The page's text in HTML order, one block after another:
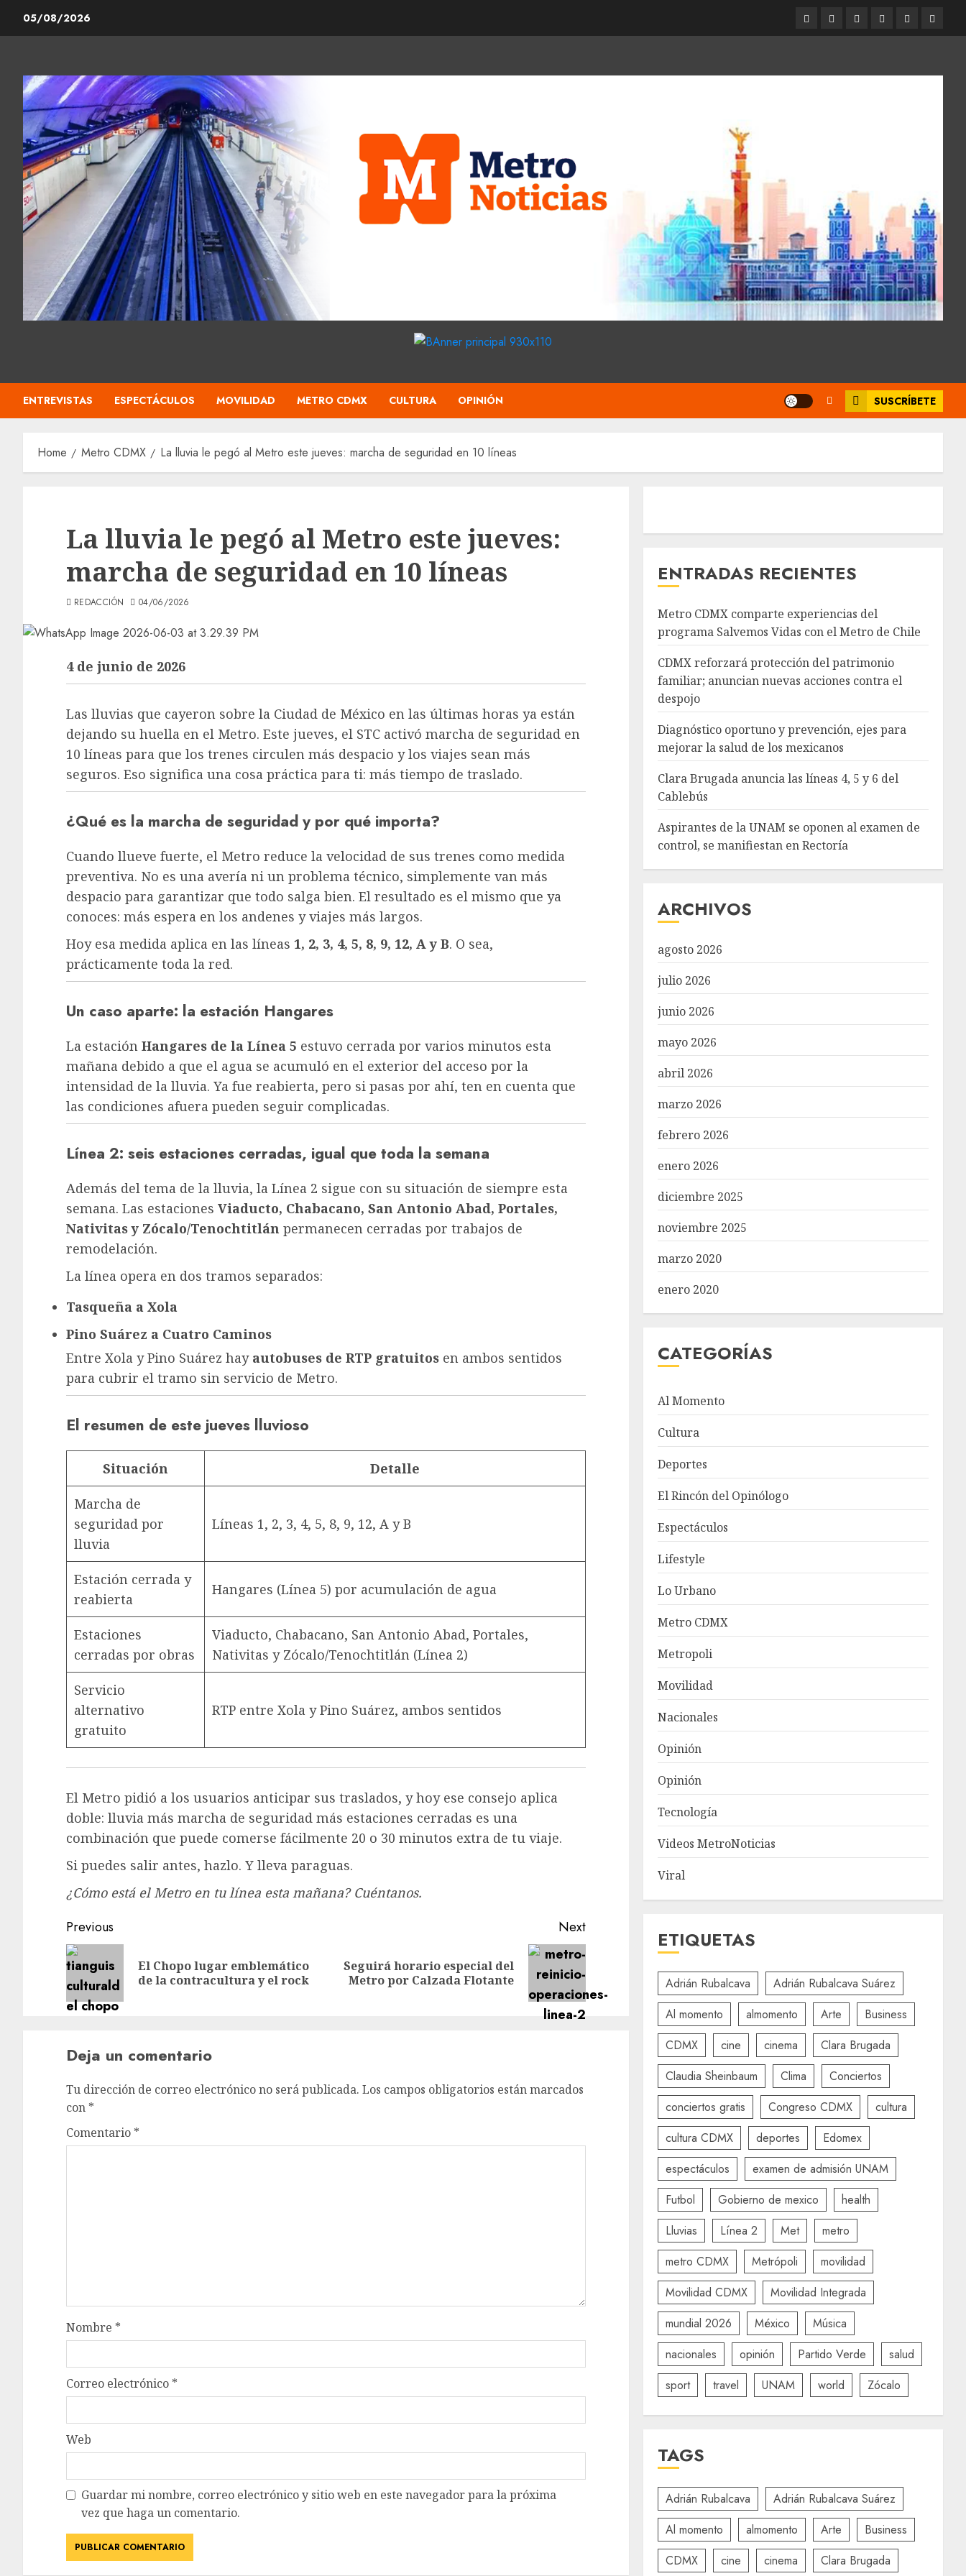
05/08/2026 Entrevistas
Espectáculos
Movilidad
Metro
CDMX
Cultura
ENTREVISTAS ESPECTÁCULOS MOVILIDAD METRO CDMX CULTURA OPINIÓN SUSCRÍBETE
Home Metro CDMX La lluvia le pegó al Metro este jueves: marcha de seguridad en 10 líneas
La lluvia le pegó al Metro este jueves:
marcha de seguridad en 10 líneas
REDACCIÓN 04/06/2026
4 de junio de 2026
Las lluvias que cayeron sobre la Ciudad de México en las últimas horas ya están
dejando su huella en el Metro. Este jueves, el STC activó marcha de seguridad en
10 líneas para que los trenes circulen más despacio y los viajes sean más
seguros. Eso significa una cosa práctica para ti: más tiempo de traslado.
¿Qué es la marcha de seguridad y por qué importa?
Cuando llueve fuerte, el Metro reduce la velocidad de sus trenes como medida
preventiva. No es una avería ni un problema técnico, simplemente van más
despacio para garantizar que todo salga bien. El resultado es el mismo que ya
conoces: más espera en los andenes y viajes más largos.
Hoy esa medida aplica en las líneas 1, 2, 3, 4, 5, 8, 9, 12, A y B. O sea,
prácticamente toda la red.
Un caso aparte: la estación Hangares
La estación Hangares de la Línea 5 estuvo cerrada por varios minutos esta
mañana debido a que el agua se acumuló en el exterior del acceso por la
intensidad de la lluvia. Ya fue reabierta, pero si pasas por ahí, ten en cuenta que
las condiciones afuera pueden seguir complicadas.
Línea 2: seis estaciones cerradas, igual que toda la semana
Además del tema de la lluvia, la Línea 2 sigue con su situación de siempre esta
semana. Las estaciones Viaducto, Chabacano, San Antonio Abad, Portales,
Nativitas y Zócalo/Tenochtitlán permanecen cerradas por trabajos de
remodelación.
La línea opera en dos tramos separados:
Tasqueña a Xola
Pino Suárez a Cuatro Caminos
Entre Xola y Pino Suárez hay autobuses de RTP gratuitos en ambos sentidos
para cubrir el tramo sin servicio de Metro.
El resumen de este jueves lluvioso
Situación Detalle
Marcha de
seguridad por
lluvia
Líneas 1, 2, 3, 4, 5, 8, 9, 12, A y B
Estación cerrada y
reabierta
Hangares (Línea 5) por acumulación de agua
Estaciones
cerradas por obras
Viaducto, Chabacano, San Antonio Abad, Portales,
Nativitas y Zócalo/Tenochtitlán (Línea 2)
Servicio
alternativo
gratuito
RTP entre Xola y Pino Suárez, ambos sentidos
El Metro pidió a los usuarios anticipar sus traslados, y hoy ese consejo aplica
doble: lluvia más marcha de seguridad más estaciones cerradas es una
combinación que puede comerse fácilmente 20 o 30 minutos extra de tu viaje.
Si puedes salir antes, hazlo. Y lleva paraguas.
¿Cómo está el Metro en tu línea esta mañana? Cuéntanos.
Post
navigation
Previous
Previous
post:
El Chopo lugar emblemático
de la contracultura y el rock
Next
Next
post:
Seguirá horario especial del
Metro por Calzada Flotante
Deja un comentario
Tu dirección de correo electrónico no será publicada. Los campos obligatorios están marcados
con *
Comentario *
Nombre *
Correo electrónico *
Web
Guardar mi nombre, correo electrónico y sitio web en este navegador para la próxima
vez que haga un comentario.
ENTRADAS RECIENTES
Metro CDMX comparte experiencias del
programa Salvemos Vidas con el Metro de Chile
CDMX reforzará protección del patrimonio
familiar; anuncian nuevas acciones contra el
despojo
Diagnóstico oportuno y prevención, ejes para
mejorar la salud de los mexicanos
Clara Brugada anuncia las líneas 4, 5 y 6 del
Cablebús
Aspirantes de la UNAM se oponen al examen de
control, se manifiestan en Rectoría
ARCHIVOS
agosto 2026
julio 2026
junio 2026
mayo 2026
abril 2026
marzo 2026
febrero 2026
enero 2026
diciembre 2025
noviembre 2025
marzo 2020
enero 2020
CATEGORÍAS
Al Momento
Cultura
Deportes
El Rincón del Opinólogo
Espectáculos
Lifestyle
Lo Urbano
Metro CDMX
Metropoli
Movilidad
Nacionales
Opinión
Opinión
Tecnología
Videos MetroNoticias
Viral
ETIQUETAS
Adrián Rubalcava
Adrián Rubalcava Suárez
Al momento
almomento Arte
Business
CDMX
cine cinema
Clara Brugada
Claudia Sheinbaum
Clima
Conciertos
conciertos gratis
Congreso CDMX
cultura
cultura CDMX
deportes
Edomex
espectáculos
examen de admisión UNAM
Futbol
Gobierno de mexico
health
Lluvias
Línea 2 Met
metro
metro CDMX
Metrópoli
movilidad
Movilidad CDMX
Movilidad Integrada
mundial 2026
México
Música
nacionales
opinión Partido Verde
salud
sport
travel UNAM world Zócalo
TAGS
Adrián Rubalcava
Adrián Rubalcava Suárez
Al momento
almomento Arte
Business
CDMX
cine cinema Clara Brugada